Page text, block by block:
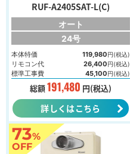
RUF-A2405SAT-L(C)
オート
24号
本体特価 119,980円(税込)
リモコン代 26,400円(税込)
標準工事費 45,100円(税込)
総額191,480 円(税込)
詳しくはこちら
73%
OFF